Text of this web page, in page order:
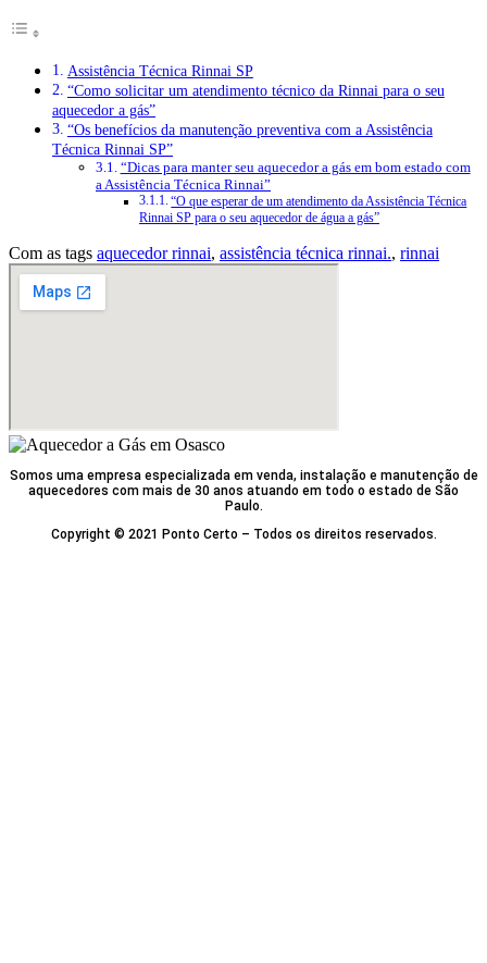
Assistência Técnica Rinnai SP
“Como solicitar um atendimento técnico da Rinnai para o seu
aquecedor a gás”
“Os benefícios da manutenção preventiva com a Assistência
Técnica Rinnai SP”
“Dicas para manter seu aquecedor a gás em bom estado com
a Assistência Técnica Rinnai”
“O que esperar de um atendimento da Assistência Técnica
Rinnai SP para o seu aquecedor de água a gás”
Com as tags aquecedor rinnai, assistência técnica rinnai., rinnai
Somos uma empresa especializada em venda, instalação e manutenção de
aquecedores com mais de 30 anos atuando em todo o estado de São
Paulo.
Copyright © 2021 Ponto Certo – Todos os direitos reservados.